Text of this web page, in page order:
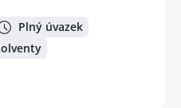
Plný úvazek